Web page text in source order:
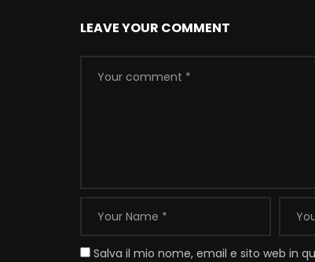
LEAVE YOUR COMMENT
Salva il mio nome, email e sito web in